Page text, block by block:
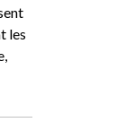
les